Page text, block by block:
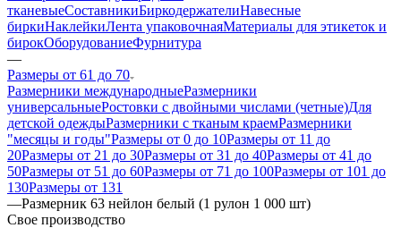
тканевыеСоставникиБиркодержателиНавесные
биркиНаклейкиЛента упаковочнаяМатериалы для этикеток и
бирокОборудованиеФурнитура
—
Размеры от 61 до 70
Размерники международныеРазмерники
универсальныеРостовки с двойными числами (четные)Для
детской одеждыРазмерники с тканым краемРазмерники
"месяцы и годы"Размеры от 0 до 10Размеры от 11 до
20Размеры от 21 до 30Размеры от 31 до 40Размеры от 41 до
50Размеры от 51 до 60Размеры от 71 до 100Размеры от 101 до
130Размеры от 131
—Размерник 63 нейлон белый (1 рулон 1 000 шт)
Свое производство